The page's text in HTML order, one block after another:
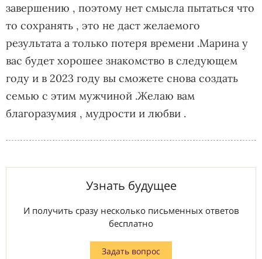
завершению , поэтому нет смысла пытаться что
то сохранять , это не даст желаемого
результата а только потеря времени .Марина у
вас будет хорошее знакомство в следующем
году и в 2023 году вы сможете снова создать
семью с этим мужчиной .Желаю вам
благоразумия , мудрости и любви .
Узнать будущее
И получить сразу несколько письменных ответов
бесплатно
Задать вопрос